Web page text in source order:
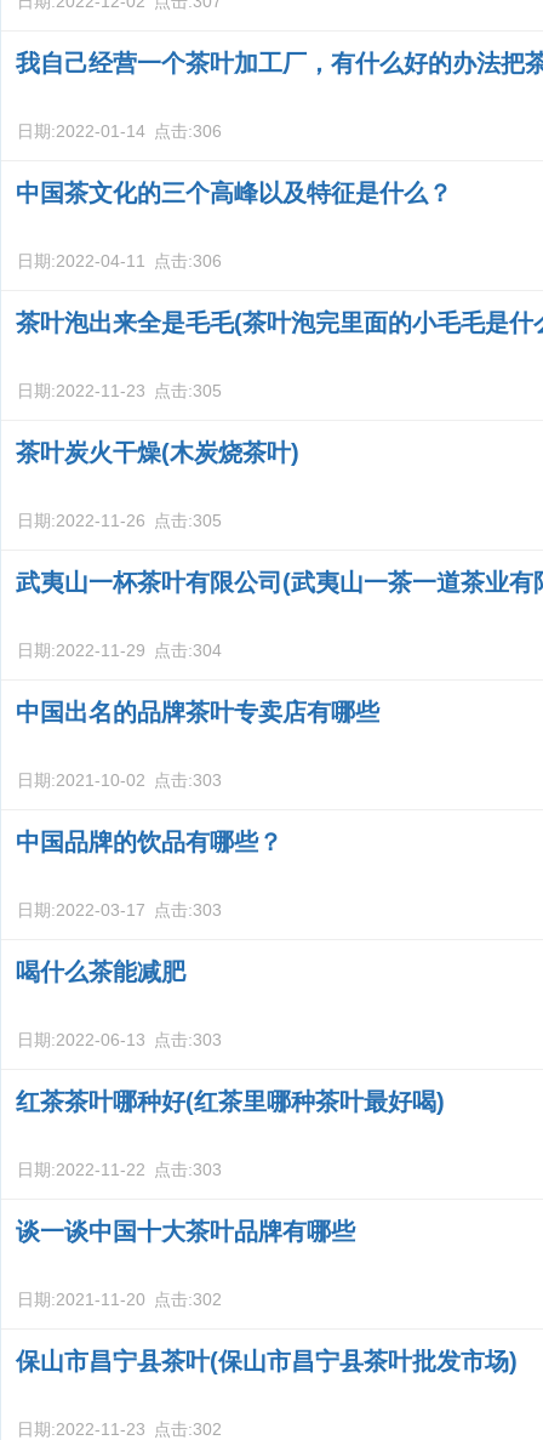
我自己经营一个茶叶加工厂，有什么好的办法把
日期:2022-01-14 点击:306
中国茶文化的三个高峰以及特征是什么？
日期:2022-04-11 点击:306
茶叶泡出来全是毛毛(茶叶泡完里面的小毛毛是什
日期:2022-11-23 点击:305
茶叶炭火干燥(木炭烧茶叶)
日期:2022-11-26 点击:305
武夷山一杯茶叶有限公司(武夷山一茶一道茶业有
日期:2022-11-29 点击:304
中国出名的品牌茶叶专卖店有哪些
日期:2021-10-02 点击:303
中国品牌的饮品有哪些？
日期:2022-03-17 点击:303
喝什么茶能减肥
日期:2022-06-13 点击:303
红茶茶叶哪种好(红茶里哪种茶叶最好喝)
日期:2022-11-22 点击:303
谈一谈中国十大茶叶品牌有哪些
日期:2021-11-20 点击:302
保山市昌宁县茶叶(保山市昌宁县茶叶批发市场)
日期:2022-11-23 点击:302